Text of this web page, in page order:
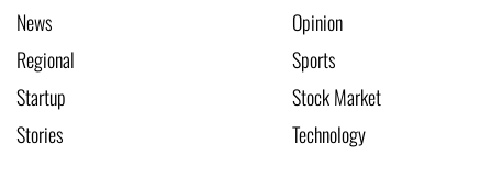
News
Opinion
Regional
Sports
Startup
Stock Market
Stories
Technology